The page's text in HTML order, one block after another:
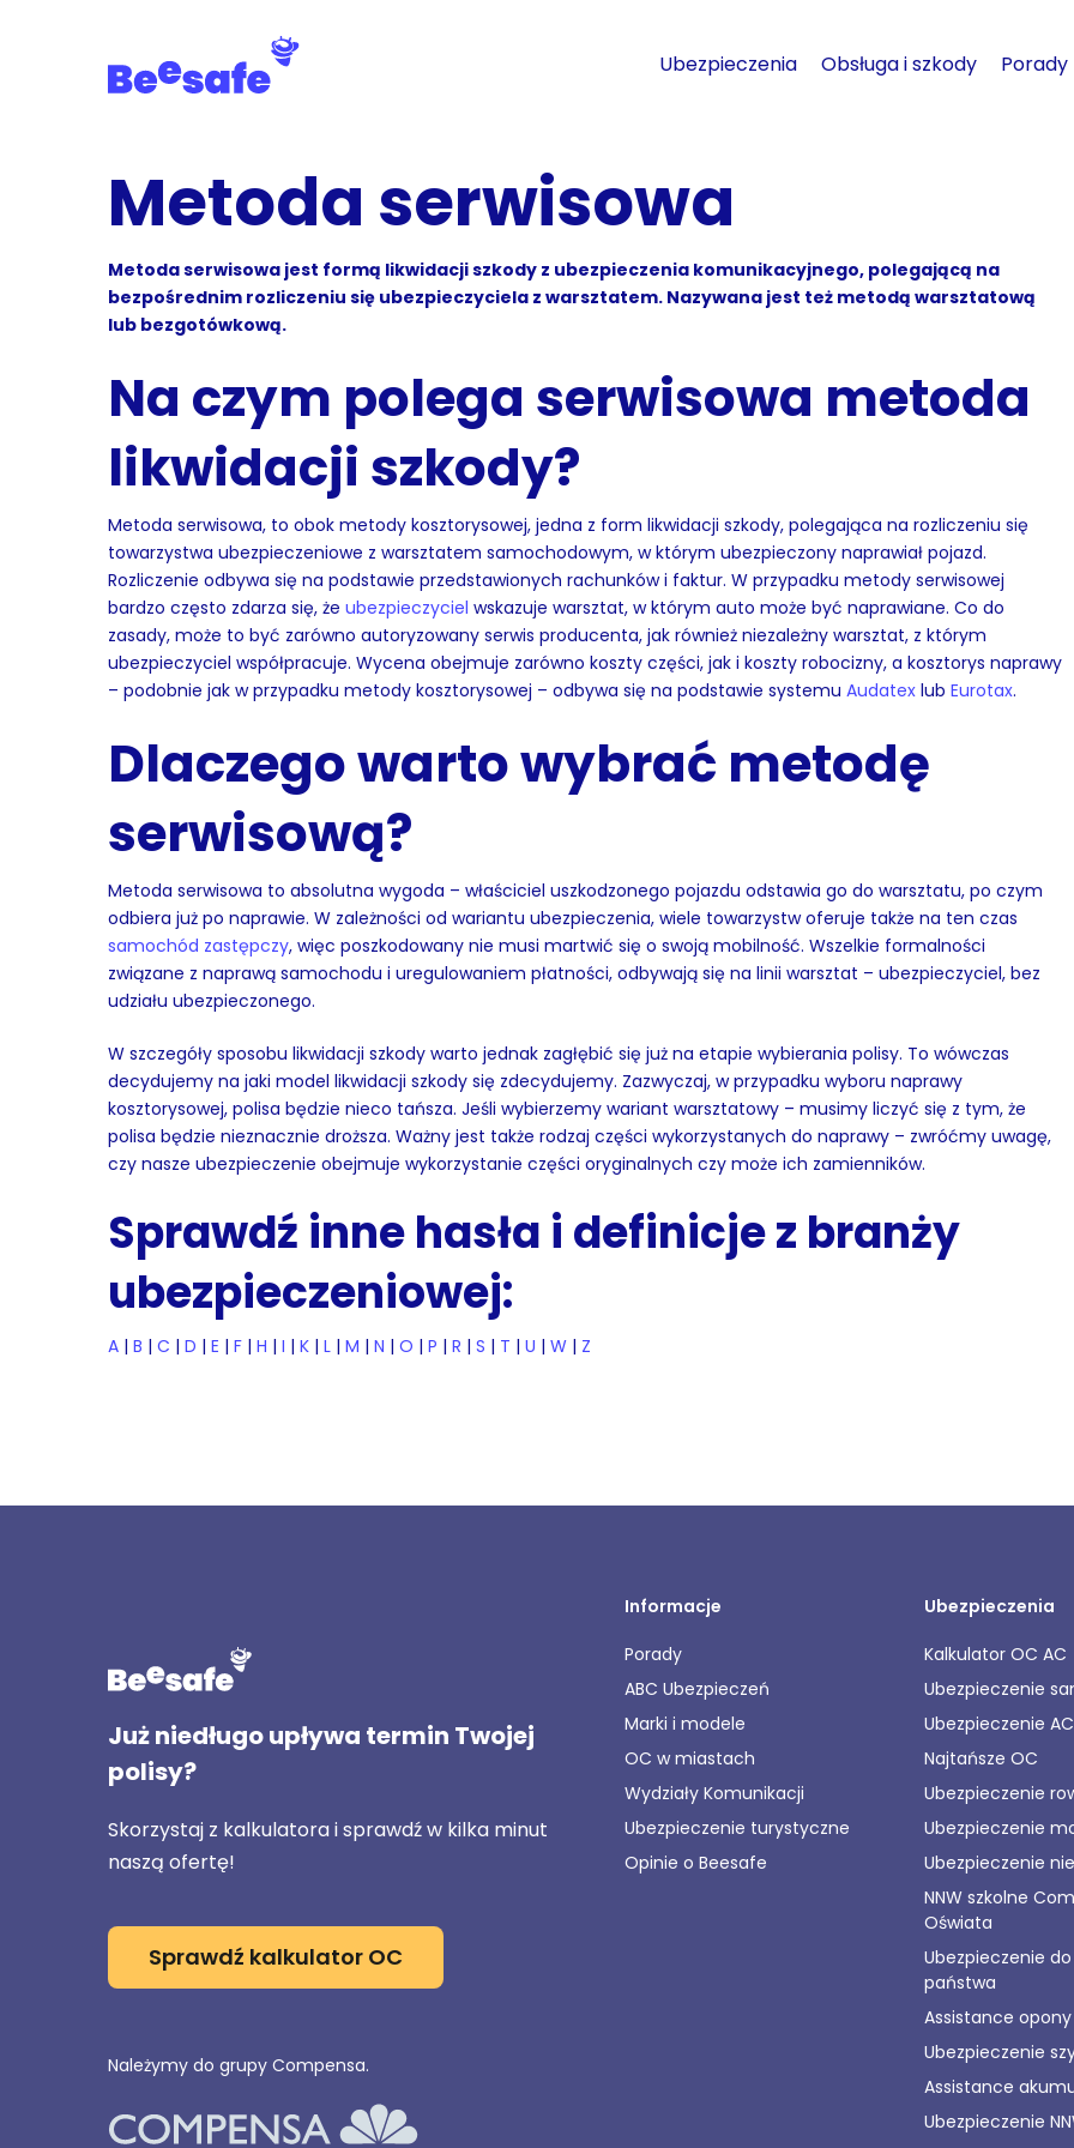
Ubezpieczenia Obsługa i szkody Porady
Metoda serwisowa
Metoda serwisowa jest formą likwidacji szkody z ubezpieczenia komunikacyjnego, polegającą na
bezpośrednim rozliczeniu się ubezpieczyciela z warsztatem. Nazywana jest też metodą warsztatową
lub bezgotówkową.
Na czym polega serwisowa metoda
likwidacji szkody?
Metoda serwisowa, to obok metody kosztorysowej, jedna z form likwidacji szkody, polegająca na rozliczeniu się
towarzystwa ubezpieczeniowe z warsztatem samochodowym, w którym ubezpieczony naprawiał pojazd.
Rozliczenie odbywa się na podstawie przedstawionych rachunków i faktur. W przypadku metody serwisowej
bardzo często zdarza się, że ubezpieczyciel wskazuje warsztat, w którym auto może być naprawiane. Co do
zasady, może to być zarówno autoryzowany serwis producenta, jak również niezależny warsztat, z którym
ubezpieczyciel współpracuje. Wycena obejmuje zarówno koszty części, jak i koszty robocizny, a kosztorys naprawy
– podobnie jak w przypadku metody kosztorysowej – odbywa się na podstawie systemu Audatex lub Eurotax.
Dlaczego warto wybrać metodę
serwisową?
Metoda serwisowa to absolutna wygoda – właściciel uszkodzonego pojazdu odstawia go do warsztatu, po czym
odbiera już po naprawie. W zależności od wariantu ubezpieczenia, wiele towarzystw oferuje także na ten czas
samochód zastępczy, więc poszkodowany nie musi martwić się o swoją mobilność. Wszelkie formalności
związane z naprawą samochodu i uregulowaniem płatności, odbywają się na linii warsztat – ubezpieczyciel, bez
udziału ubezpieczonego.
W szczegóły sposobu likwidacji szkody warto jednak zagłębić się już na etapie wybierania polisy. To wówczas
decydujemy na jaki model likwidacji szkody się zdecydujemy. Zazwyczaj, w przypadku wyboru naprawy
kosztorysowej, polisa będzie nieco tańsza. Jeśli wybierzemy wariant warsztatowy – musimy liczyć się z tym, że
polisa będzie nieznacznie droższa. Ważny jest także rodzaj części wykorzystanych do naprawy – zwróćmy uwagę,
czy nasze ubezpieczenie obejmuje wykorzystanie części oryginalnych czy może ich zamienników.
Sprawdź inne hasła i definicje z branży
ubezpieczeniowej:
A | B | C | D | E | F | H | I | K | L | M | N | O | P | R | S | T | U | W | Z
Już niedługo upływa termin Twojej
polisy?
Skorzystaj z kalkulatora i sprawdź w kilka minut
naszą ofertę!
Sprawdź kalkulator OC
Należymy do grupy Compensa.
Informacje
Porady
ABC Ubezpieczeń
Marki i modele
OC w miastach
Wydziały Komunikacji
Ubezpieczenie turystyczne
Opinie o Beesafe
Ubezpieczenia
Kalkulator OC AC
Ubezpieczenie
Ubezpieczenie AC
Najtańsze OC
Ubezpieczenie
Ubezpieczenie
Ubezpieczenie
NNW szkolne
Oświata
Ubezpieczenie
państwa
Assistance opony
Ubezpieczenie
Assistance
Ubezpieczenie